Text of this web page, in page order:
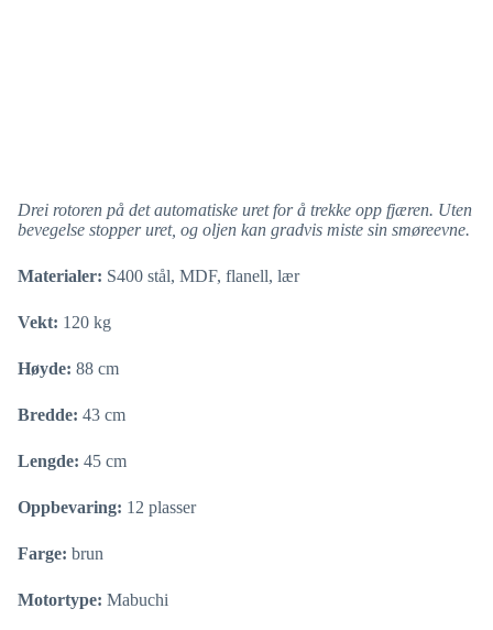
Drei rotoren på det automatiske uret for å trekke opp fjæren. Uten
bevegelse stopper uret, og oljen kan gradvis miste sin smøreevne.
Materialer: S400 stål, MDF, flanell, lær
Vekt: 120 kg
Høyde: 88 cm
Bredde: 43 cm
Lengde: 45 cm
Oppbevaring: 12 plasser
Farge: brun
Motortype: Mabuchi